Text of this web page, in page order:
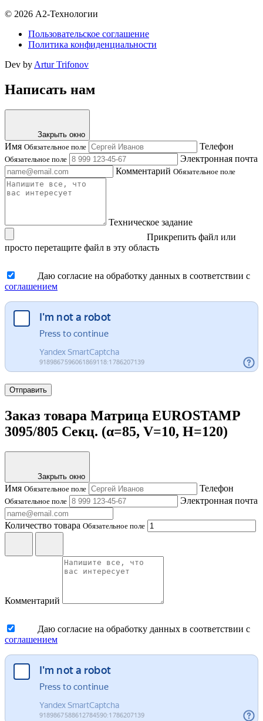
© 2026 А2-Технологии
Пользовательское соглашение
Политика конфиденциальности
Dev by Artur Trifonov
Написать нам
Закрыть окно
Имя Обязательное поле Телефон
Обязательное поле
Электронная почта
Комментарий Обязательное поле
Техническое задание
Прикрепить файл или
просто перетащите файл в эту область
Даю согласие на обработку данных в соответствии с
соглашением
Отправить
Заказ товара Матрица EUROSTAMP
3095/805 Секц. (α=85, V=10, H=120)
Закрыть окно
Имя Обязательное поле Телефон
Обязательное поле Электронная почта
Количество товара Обязательное поле
Комментарий
Даю согласие на обработку данных в соответствии с
соглашением